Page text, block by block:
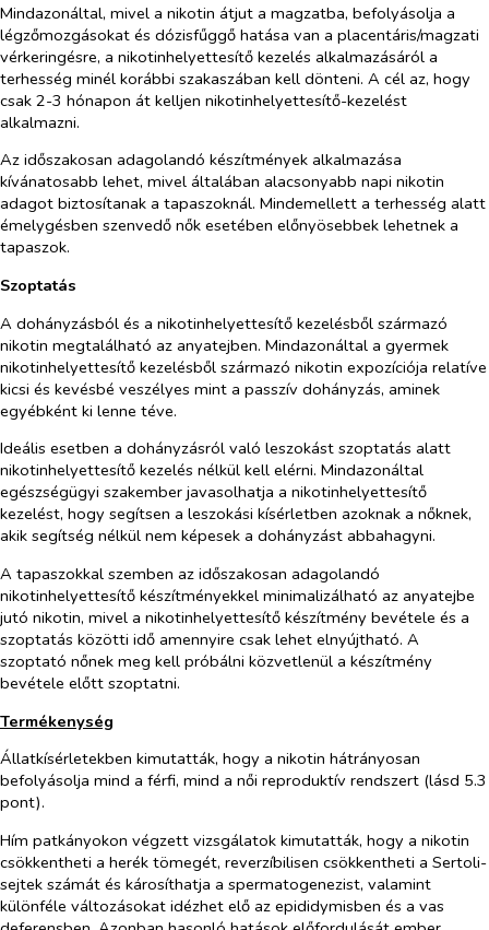
Mindazonáltal, mivel a nikotin átjut a magzatba, befolyásolja a
légzőmozgásokat és dózisfűggő hatása van a placentáris/magzati
vérkeringésre, a nikotinhelyettesítő kezelés alkalmazásáról a
terhesség minél korábbi szakaszában kell dönteni. A cél az, hogy
csak 2-3 hónapon át kelljen nikotinhelyettesítő-kezelést
alkalmazni.
Az időszakosan adagolandó készítmények alkalmazása
kívánatosabb lehet, mivel általában alacsonyabb napi nikotin
adagot biztosítanak a tapaszoknál. Mindemellett a terhesség alatt
émelygésben szenvedő nők esetében előnyösebbek lehetnek a
tapaszok.
Szoptatás
A dohányzásból és a nikotinhelyettesítő kezelésből származó
nikotin megtalálható az anyatejben. Mindazonáltal a gyermek
nikotinhelyettesítő kezelésből származó nikotin expozíciója relatíve
kicsi és kevésbé veszélyes mint a passzív dohányzás, aminek
egyébként ki lenne téve.
Ideális esetben a dohányzásról való leszokást szoptatás alatt
nikotinhelyettesítő kezelés nélkül kell elérni. Mindazonáltal
egészségügyi szakember javasolhatja a nikotinhelyettesítő
kezelést, hogy segítsen a leszokási kísérletben azoknak a nőknek,
akik segítség nélkül nem képesek a dohányzást abbahagyni.
A tapaszokkal szemben az időszakosan adagolandó
nikotinhelyettesítő készítményekkel minimalizálható az anyatejbe
jutó nikotin, mivel a nikotinhelyettesítő készítmény bevétele és a
szoptatás közötti idő amennyire csak lehet elnyújtható. A
szoptató nőnek meg kell próbálni közvetlenül a készítmény
bevétele előtt szoptatni.
Termékenység
Állatkísérletekben kimutatták, hogy a nikotin hátrányosan
befolyásolja mind a férfi, mind a női reproduktív rendszert (lásd 5.3
pont).
Hím patkányokon végzett vizsgálatok kimutatták, hogy a nikotin
csökkentheti a herék tömegét, reverzíbilisen csökkentheti a Sertoli-
sejtek számát és károsíthatja a spermatogenezist, valamint
különféle változásokat idézhet elő az epididymisben és a vas